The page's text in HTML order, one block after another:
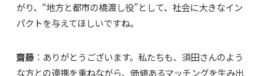
がり、“地方と都市の橋渡し役”として、社会に大きなイン
パクトを与えてほしいですね。
齋藤 ：ありがとうございます。私たちも、須田さんのよう
な方との連携を重ねながら、価値あるマッチングを生み出